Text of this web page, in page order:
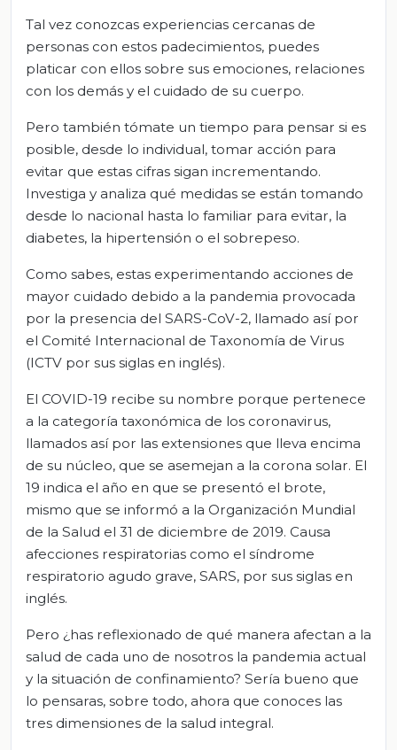
Tal vez conozcas experiencias cercanas de
personas con estos padecimientos, puedes
platicar con ellos sobre sus emociones, relaciones
con los demás y el cuidado de su cuerpo.
Pero también tómate un tiempo para pensar si es
posible, desde lo individual, tomar acción para
evitar que estas cifras sigan incrementando.
Investiga y analiza qué medidas se están tomando
desde lo nacional hasta lo familiar para evitar, la
diabetes, la hipertensión o el sobrepeso.
Como sabes, estas experimentando acciones de
mayor cuidado debido a la pandemia provocada
por la presencia del SARS-CoV-2, llamado así por
el Comité Internacional de Taxonomía de Virus
(ICTV por sus siglas en inglés).
El COVID-19 recibe su nombre porque pertenece
a la categoría taxonómica de los coronavirus,
llamados así por las extensiones que lleva encima
de su núcleo, que se asemejan a la corona solar. El
19 indica el año en que se presentó el brote,
mismo que se informó a la Organización Mundial
de la Salud el 31 de diciembre de 2019. Causa
afecciones respiratorias como el síndrome
respiratorio agudo grave, SARS, por sus siglas en
inglés.
Pero ¿has reflexionado de qué manera afectan a la
salud de cada uno de nosotros la pandemia actual
y la situación de confinamiento? Sería bueno que
lo pensaras, sobre todo, ahora que conoces las
tres dimensiones de la salud integral.